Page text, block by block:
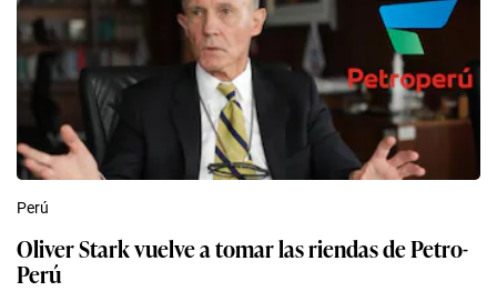
Perú
Oliver Stark vuelve a tomar las riendas de Petro-
Perú